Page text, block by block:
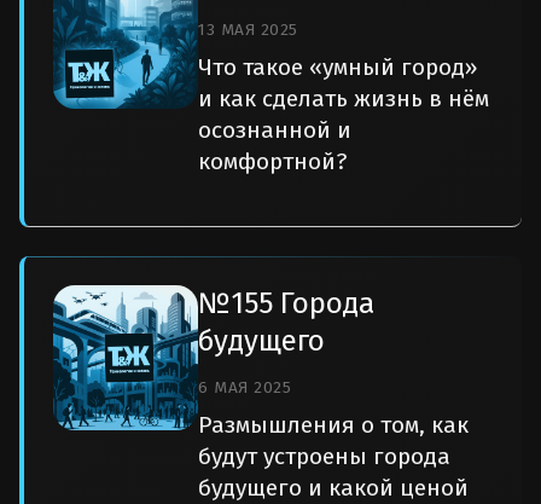
13 МАЯ 2025
Что такое «умный город»
и как сделать жизнь в нём
осознанной и
комфортной?
№155 Города
будущего
6 МАЯ 2025
Размышления о том, как
будут устроены города
будущего и какой ценой